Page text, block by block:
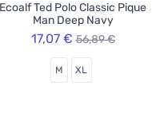
Ecoalf Ted Polo Classic Pique
Man Deep Navy
17,07 € 56,89 €
M XL